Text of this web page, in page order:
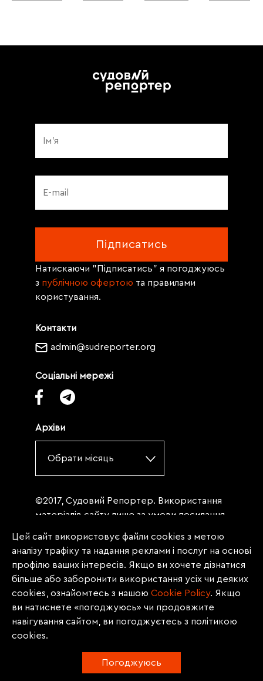
Контакти
admin@sudreporter.org
Соціальні мережі
Архіви
Обрати місяць
Натискаючи "Підписатись" я погоджуюсь
з публічною офертою та правилами
користування.
©2017, Судовий Репортер. Використання
матеріалів сайту лише за умови посилання
«Судовий репортер» не нижче третього
абзацу. Матеріали, щодо яких міститься
заборона на повну републікацію
(передрук, копіювання, відтворення або
інше використання), заборонено
передруковувати без згоди редакції.
Матеріали з позначкою PROMOTED, ЗА
ПІДТРИМКИ, * публікуються на правах
Цей сайт використовує файли cookies з метою
аналізу трафіку та надання реклами і послуг на основі
профілю ваших інтересів. Якщо ви хочете дізнатися
більше або заборонити використання усіх чи деяких
cookies, ознайомтесь з нашою Сookie Policy. Якщо
ви натиснете «погоджуюсь» чи продовжите
навігування сайтом, ви погоджуєтесь з політикою
cookies.
Погоджуюсь